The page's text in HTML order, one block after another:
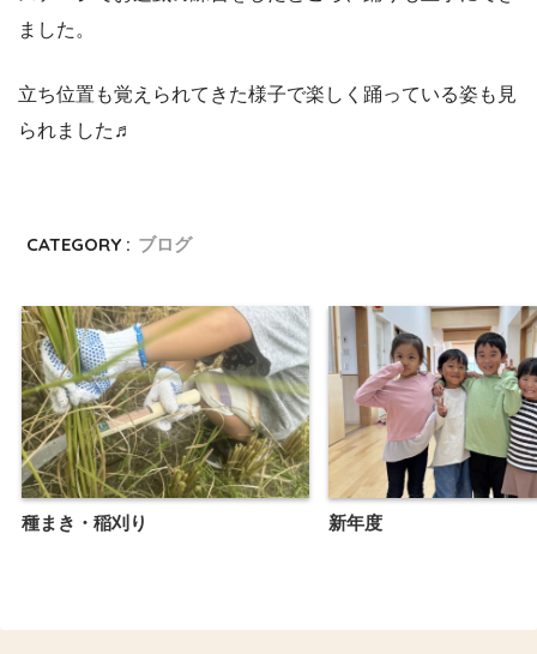
ました 。
立ち位置も覚えられてきた様子で楽しく踊っている姿も見
られました♬
CATEGORY : ブログ
種まき・稲刈り 新年度